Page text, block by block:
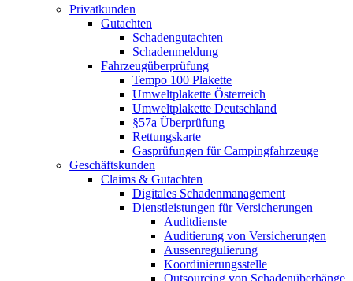
Privatkunden
Gutachten
Schadengutachten
Schadenmeldung
Fahrzeugüberprüfung
Tempo 100 Plakette
Umweltplakette Österreich
Umweltplakette Deutschland
§57a Überprüfung
Rettungskarte
Gasprüfungen für Campingfahrzeuge
Geschäftskunden
Claims & Gutachten
Digitales Schadenmanagement
Dienstleistungen für Versicherungen
Auditdienste
Auditierung von Versicherungen
Aussenregulierung
Koordinierungsstelle
Outsourcing von Schadenüberhänge